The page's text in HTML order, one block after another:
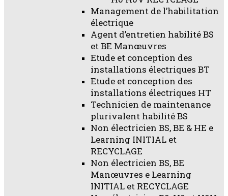
Management de l’habilitation
électrique
Agent d’entretien habilité BS
et BE Manœuvres
Etude et conception des
installations électriques BT
Etude et conception des
installations électriques HT
Technicien de maintenance
plurivalent habilité BS
Non électricien BS, BE & HE e
Learning INITIAL et
RECYCLAGE
Non électricien BS, BE
Manœuvres e Learning
INITIAL et RECYCLAGE